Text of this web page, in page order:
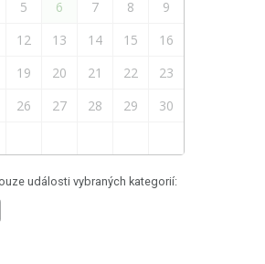
5 6 7 8
9
12 13 14 15
16
19 20 21 22
23
26 27 28 29
30
události vybraných kategorií: